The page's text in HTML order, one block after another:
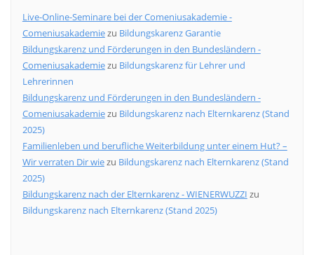
Live-Online-Seminare bei der Comeniusakademie -
Comeniusakademiezu Bildungskarenz Garantie
Bildungskarenz und Förderungen in den Bundesländern -
Comeniusakademiezu Bildungskarenz für Lehrer und
Lehrerinnen
Bildungskarenz und Förderungen in den Bundesländern -
Comeniusakademiezu Bildungskarenz nach Elternkarenz (Stand
2025)
Familienleben und berufliche Weiterbildung unter einem Hut? –
Wir verraten Dir wiezu Bildungskarenz nach Elternkarenz (Stand
2025)
Bildungskarenz nach der Elternkarenz - WIENERWUZZI zu
Bildungskarenz nach Elternkarenz (Stand 2025)